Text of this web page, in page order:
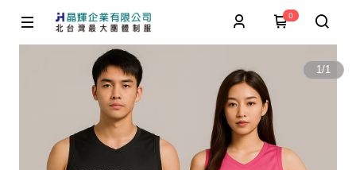
0
1/1